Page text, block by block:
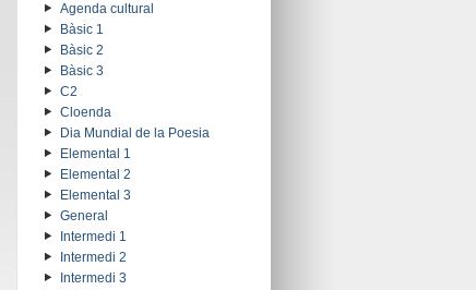
Agenda cultural
Bàsic 1
Bàsic 2
Bàsic 3
C2
Cloenda
Dia Mundial de la Poesia
Elemental 1
Elemental 2
Elemental 3
General
Intermedi 1
Intermedi 2
Intermedi 3